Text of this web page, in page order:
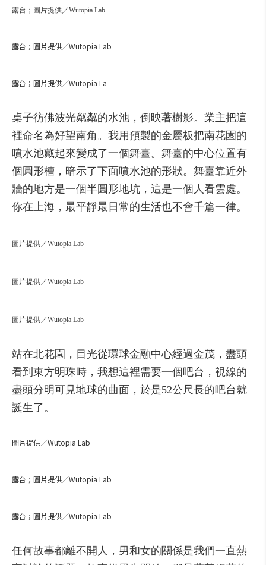
露台；圖片提供／Wutopia Lab
露台；圖片提供／Wutopia Lab
露台；圖片提供／Wutopia La
桌子彷佛波光粼粼的水池， 倒 映著樹影。 業主把這
裡命名為好望南角 。 我用預製的金屬板把南花園 的
噴水池藏起來變成了一個 舞臺。 舞臺的中心位置有
個 圓 形槽， 暗示了下面噴水池的形狀。 舞臺靠近外
牆的地方是一個半圓 形地坑， 這是一個人看雲處。
你在上海， 最平靜最 日常的生活也不會千篇一律。
圖片提供／Wutopia Lab
圖片提供／Wutopia Lab
圖片提供／Wutopia Lab
站在北花園， 目光從環球金融中心經過金茂， 盡頭
看到 東方明珠時， 我想這裡需要一個吧台， 視線的
盡頭分明可見地球的曲面， 於是52公尺長的吧台就
誕生了。
圖片提供／Wutopia Lab
露台；圖片提供／Wutopia Lab
露台；圖片提供／Wutopia Lab
任何故事都離不開 人， 男和女的關係是我們一直熱